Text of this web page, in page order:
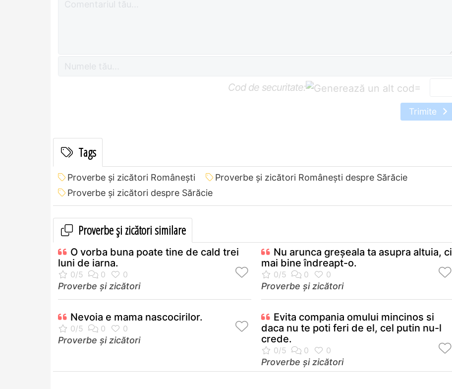
Cod de securitate: =
Trimite
Tags
Proverbe și zicători Româneşti
Proverbe și zicători Româneşti despre Sărăcie
Proverbe și zicători despre Sărăcie
Proverbe și zicători similare
O vorba buna poate tine de cald trei
luni de iarna.
Proverbe și zicători
Nu arunca greşeala ta asupra altuia, ci
mai bine îndreapt-o.
Proverbe și zicători
Nevoia e mama nascocirilor.
Proverbe și zicători
Evita compania omului mincinos si
daca nu te poti feri de el, cel putin nu-l
crede.
Proverbe și zicători